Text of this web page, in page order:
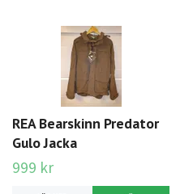
REA Bearskinn Predator
Gulo Jacka
999 kr